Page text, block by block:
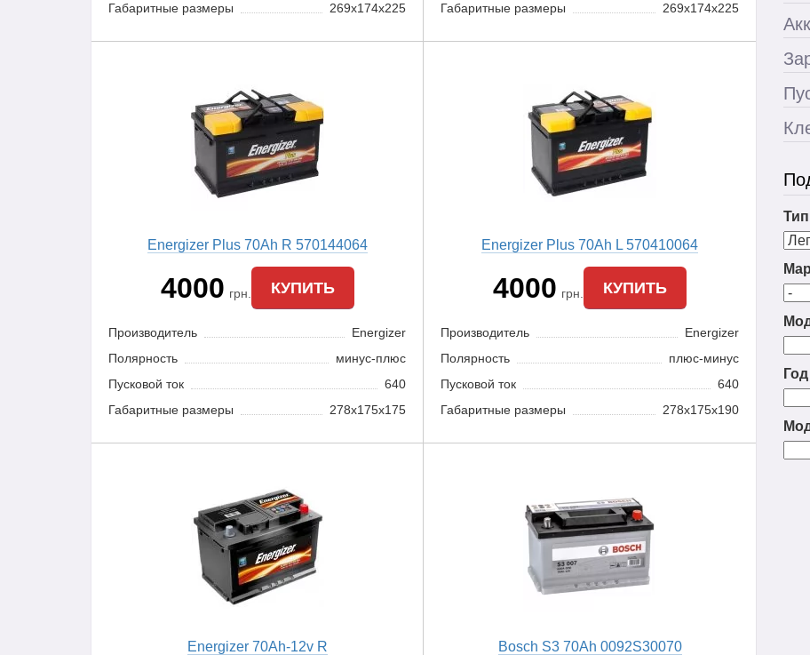
Габаритные размеры
269x174x225
Габаритные размеры
269x174x225
Energizer Plus 70Ah R 570144064
4000 грн. КУПИТЬ
Производитель
Energizer
Полярность
минус-плюс
Пусковой ток
640
Габаритные размеры
278x175x175
Energizer Plus 70Ah L 570410064
4000 грн. КУПИТЬ
Производитель
Energizer
Полярность
плюс-минус
Пусковой ток
640
Габаритные размеры
278x175x190
Energizer 70Ah-12v R Bosch S3 70Ah 0092S30070